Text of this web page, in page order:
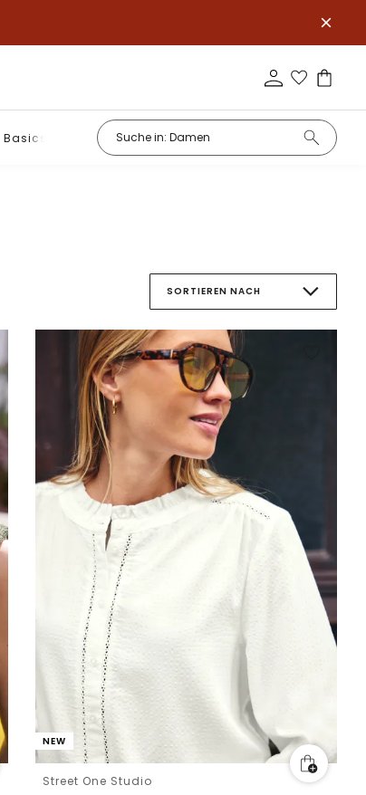
Basics
SORTIEREN NACH
NEW
Street One Studio